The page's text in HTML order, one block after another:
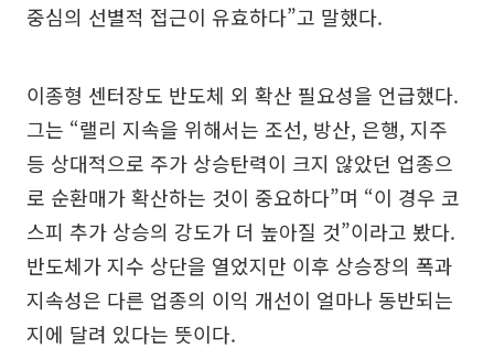
중심의 선별적 접근이 유효하다”고 말했다.
이종형 센터장도 반도체 외 확산 필요성을 언급했다.
그는 “랠리 지속을 위해서는 조선, 방산, 은행, 지주
등 상대적으로 주가 상승탄력이 크지 않았던 업종으
로 순환매가 확산하는 것이 중요하다”며 “이 경우 코
스피 추가 상승의 강도가 더 높아질 것”이라고 봤다.
반도체가 지수 상단을 열었지만 이후 상승장의 폭과
지속성은 다른 업종의 이익 개선이 얼마나 동반되는
지에 달려 있다는 뜻이다.